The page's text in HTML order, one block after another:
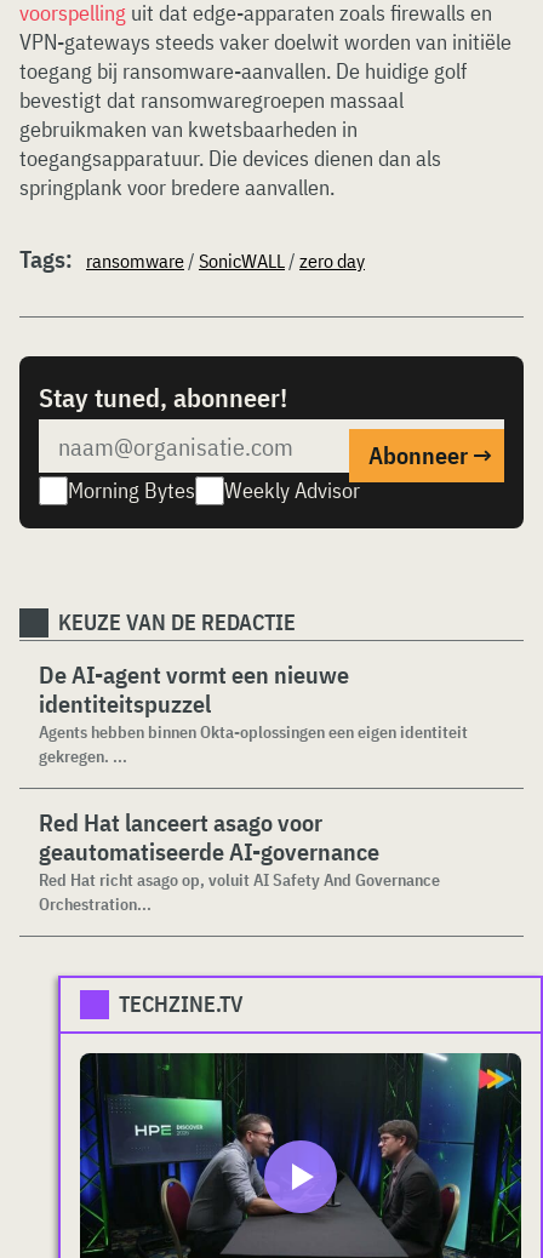
voorspelling uit dat edge-apparaten zoals firewalls en
VPN-gateways steeds vaker doelwit worden van initiële
toegang bij ransomware-aanvallen. De huidige golf
bevestigt dat ransomwaregroepen massaal
gebruikmaken van kwetsbaarheden in
toegangsapparatuur. Die devices dienen dan als
springplank voor bredere aanvallen.
Tags: ransomware/ SonicWALL/ zero day
Stay tuned, abonneer!
Morning Bytes Weekly Advisor
KEUZE VAN DE REDACTIE
De AI-agent vormt een nieuwe
identiteitspuzzel
Agents hebben binnen Okta-oplossingen een eigen identiteit
gekregen. ...
Red Hat lanceert asago voor
geautomatiseerde AI-governance
Red Hat richt asago op, voluit AI Safety And Governance
Orchestration...
TECHZINE.TV